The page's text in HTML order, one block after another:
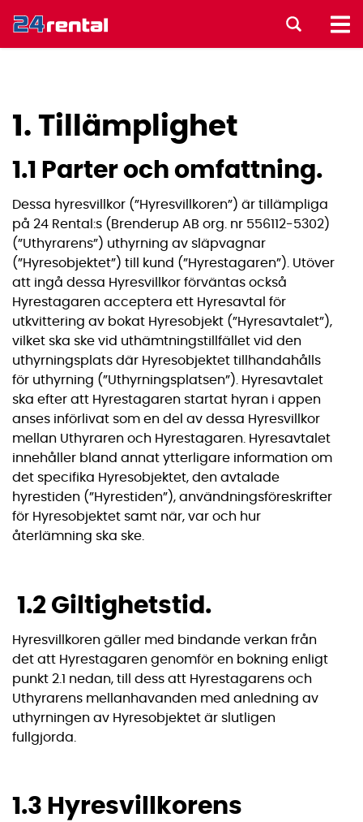
1. Tillämplighet
1.1 Parter och omfattning.
Dessa hyresvillkor (”Hyresvillkoren”) är tillämpliga
på 24 Rental:s (Brenderup AB org. nr 556112-5302)
(”Uthyrarens”) uthyrning av släpvagnar
(”Hyresobjektet”) till kund (”Hyrestagaren”). Utöver
att ingå dessa Hyresvillkor förväntas också
Hyrestagaren acceptera ett Hyresavtal för
utkvittering av bokat Hyresobjekt (”Hyresavtalet”),
vilket ska ske vid uthämtningstillfället vid den
uthyrningsplats där Hyresobjektet tillhandahålls
för uthyrning (”Uthyrningsplatsen”). Hyresavtalet
ska efter att Hyrestagaren startat hyran i appen
anses införlivat som en del av dessa Hyresvillkor
mellan Uthyraren och Hyrestagaren. Hyresavtalet
innehåller bland annat ytterligare information om
det specifika Hyresobjektet, den avtalade
hyrestiden (”Hyrestiden”), användningsföreskrifter
för Hyresobjektet samt när, var och hur
återlämning ska ske.
1.2 Giltighetstid.
Hyresvillkoren gäller med bindande verkan från
det att Hyrestagaren genomför en bokning enligt
punkt 2.1 nedan, till dess att Hyrestagarens och
Uthyrarens mellanhavanden med anledning av
uthyrningen av Hyresobjektet är slutligen
fullgjorda.
1.3 Hyresvillkorens